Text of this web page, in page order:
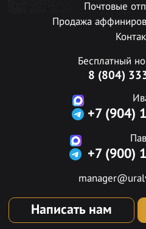
Почтовые
Продажа
Бесплатный
8 (804)
+7 (904)
+7 (900)
Написать нам